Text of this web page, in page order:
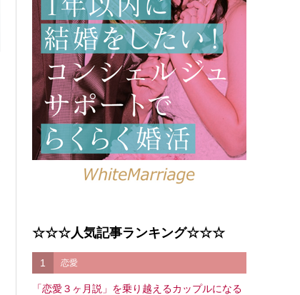
☆☆☆人気記事ランキング☆☆☆
1 恋愛
「恋愛３ヶ月説」を乗り越えるカップルになる